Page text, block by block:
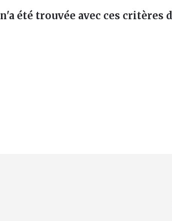
été trouvée avec ces critères